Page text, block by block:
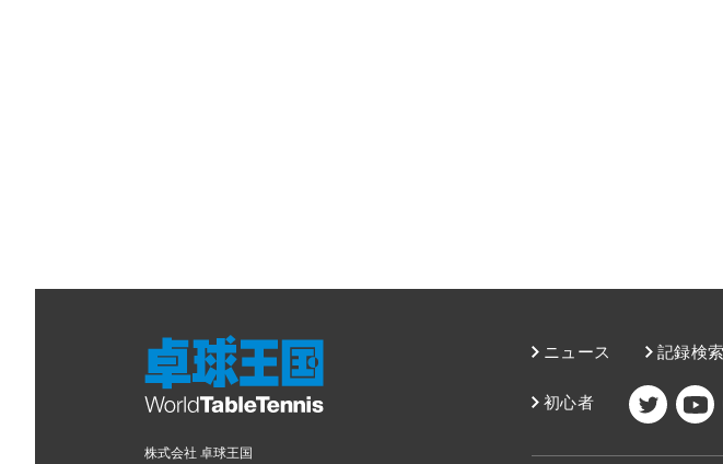
ニュース 記録検索
初心者
株式会社 卓球王国